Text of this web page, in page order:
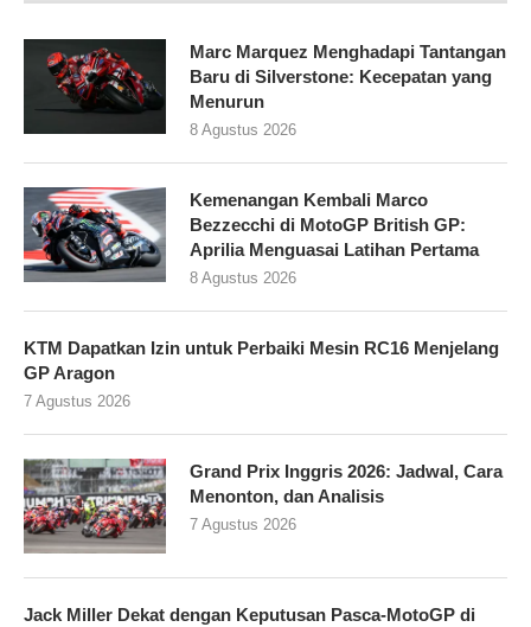
Marc Marquez Menghadapi Tantangan
Baru di Silverstone: Kecepatan yang
Menurun
8 Agustus 2026
Kemenangan Kembali Marco
Bezzecchi di MotoGP British GP:
Aprilia Menguasai Latihan Pertama
8 Agustus 2026
KTM Dapatkan Izin untuk Perbaiki Mesin RC16 Menjelang
GP Aragon
7 Agustus 2026
Grand Prix Inggris 2026: Jadwal, Cara
Menonton, dan Analisis
7 Agustus 2026
Jack Miller Dekat dengan Keputusan Pasca-MotoGP di